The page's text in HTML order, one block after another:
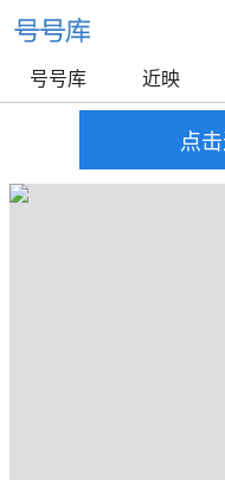
号号库 近映
点